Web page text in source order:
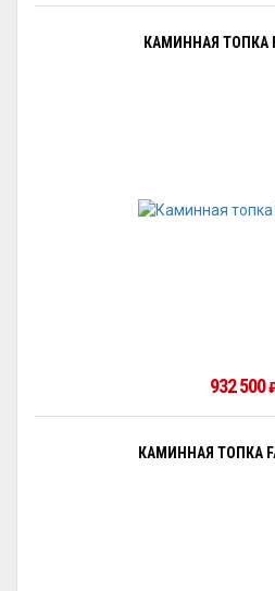
КАМИННАЯ ТОПКА
932 500
КАМИННАЯ ТОПКА